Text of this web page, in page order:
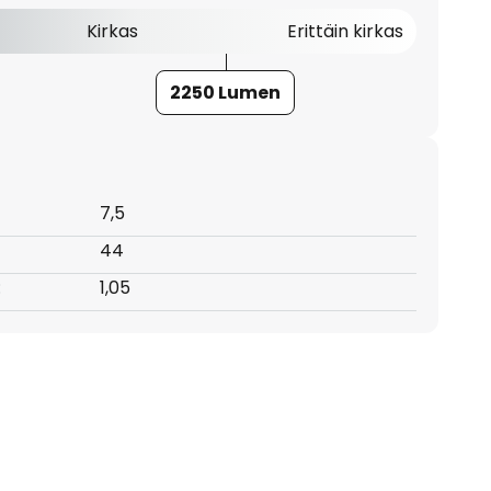
Kirkas Erittäin kirkas
2250 Lumen
7,5
44
1,05